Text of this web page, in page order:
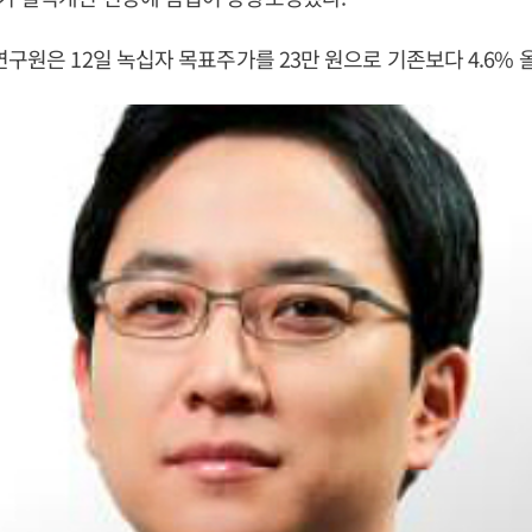
구원은 12일 녹십자 목표주가를 23만 원으로 기존보다 4.6%